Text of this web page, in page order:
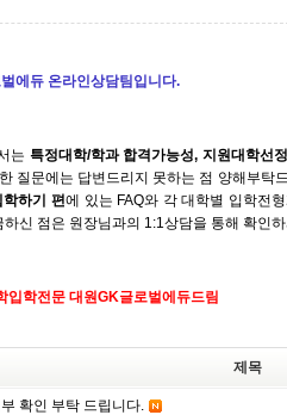
에듀 온라인상담팀입니다.
는 특정대학/학과 합격가능성, 지원대학선
질문에는 답변드리지 못하는 점 양해부탁
하기 편에 있는 FAQ와 각 대학별 입학전
하신 점은 원장님과의 1:1상담을 통해 확인
입학전문 대원GK글로벌에듀드림
제목
확인 부탁 드립니다.